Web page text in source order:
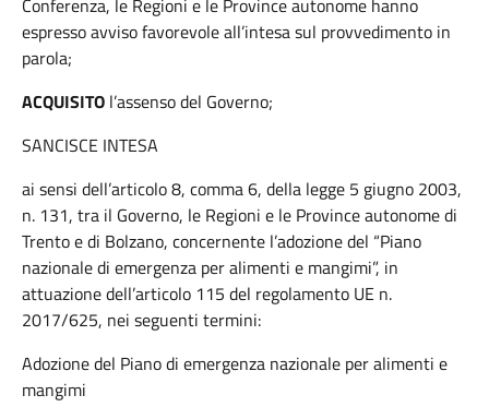
Conferenza, le Regioni e le Province autonome hanno
espresso avviso favorevole all’intesa sul provvedimento in
parola;
ACQUISITO l’assenso del Governo;
SANCISCE INTESA
ai sensi dell’articolo 8, comma 6, della legge 5 giugno 2003,
n. 131, tra il Governo, le Regioni e le Province autonome di
Trento e di Bolzano, concernente l’adozione del “Piano
nazionale di emergenza per alimenti e mangimi”, in
attuazione dell’articolo 115 del regolamento UE n.
2017/625, nei seguenti termini:
Adozione del Piano di emergenza nazionale per alimenti e
mangimi